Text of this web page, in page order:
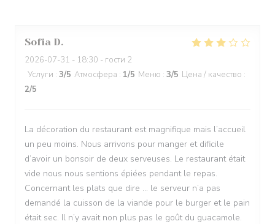
Sofia D
2026-07-31 - 18:30 - гости 2
Услуги : 3/5 Атмосфера : 1/5 Меню : 3/5 Цена / качество :
2/5
La décoration du restaurant est magnifique mais l’accueil
un peu moins. Nous arrivons pour manger et dificile
d’avoir un bonsoir de deux serveuses. Le restaurant était
vide nous nous sentions épiées pendant le repas.
Concernant les plats que dire … le serveur n’a pas
demandé la cuisson de la viande pour le burger et le pain
était sec. Il n’y avait non plus pas le goût du guacamole.